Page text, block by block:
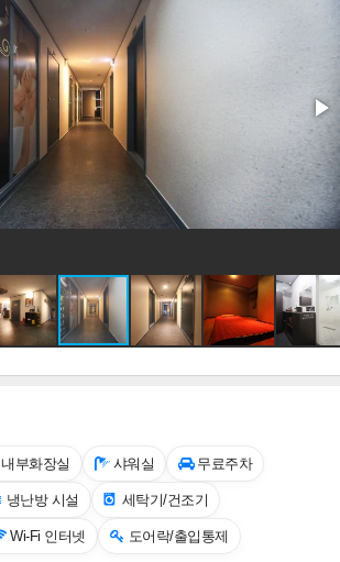
내부화장실 샤워실 무료주차
냉난방 시설 세탁기/건조기
Wi-Fi 인터넷 도어락/출입통제